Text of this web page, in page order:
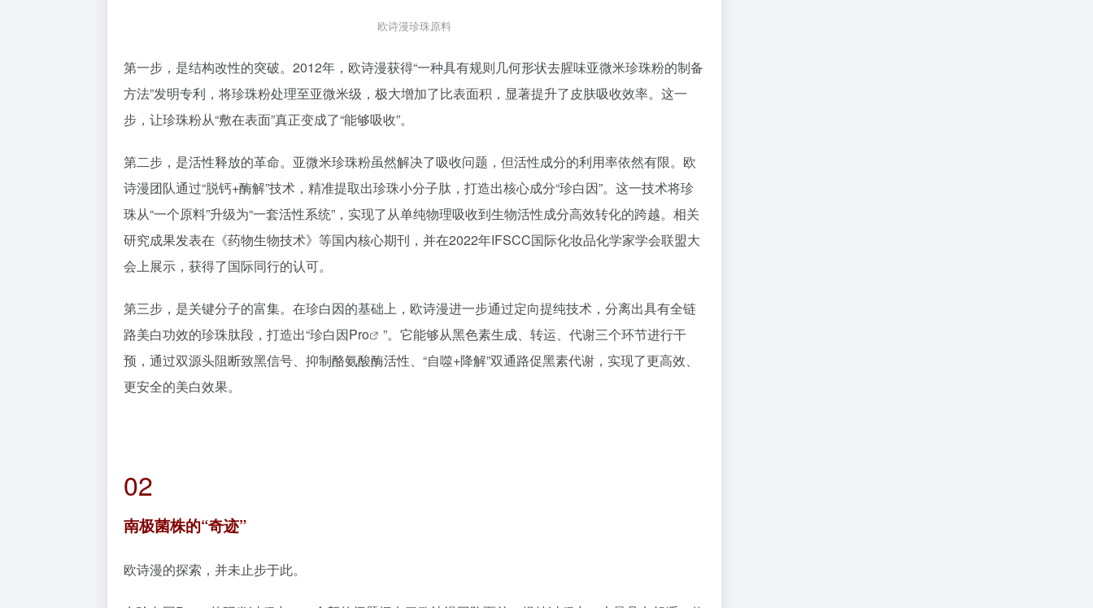
欧诗漫珍珠原料
第一步，是结构改性的突破。2012年，欧诗漫获得“一种具有规则几何形状去腥味亚微米珍珠粉的制备
方法”发明专利，将珍珠粉处理至亚微米级，极大增加了比表面积，显著提升了皮肤吸收效率。这一
步，让珍珠粉从“敷在表面”真正变成了“能够吸收”。
第二步，是活性释放的革命。亚微米珍珠粉虽然解决了吸收问题，但活性成分的利用率依然有限。欧
诗漫团队通过“脱钙+酶解”技术，精准提取出珍珠小分子肽，打造出核心成分“珍白因”。这一技术将珍
珠从“一个原料”升级为“一套活性系统”，实现了从单纯物理吸收到生物活性成分高效转化的跨越。相关
研究成果发表在《药物生物技术》等国内核心期刊，并在2022年IFSCC国际化妆品化学家学会联盟大
会上展示，获得了国际同行的认可。
第三步，是关键分子的富集。在珍白因的基础上，欧诗漫进一步通过定向提纯技术，分离出具有全链
路美白功效的珍珠肽段，打造出“珍白因Pro
”。它能够从黑色素生成、转运、代谢三个环节进行干
预，通过双源头阻断致黑信号、抑制酪氨酸酶活性、“自噬+降解”双通路促黑素代谢，实现了更高效、
更安全的美白效果。
02
南极菌株的“奇迹”
欧诗漫的探索，并未止步于此。